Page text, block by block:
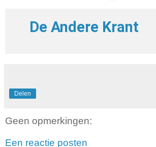
De Andere Krant
Delen
Geen opmerkingen:
Een reactie posten